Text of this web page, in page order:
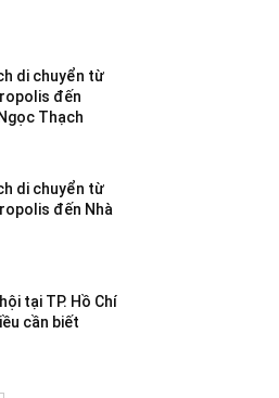
di chuyển từ
đến
Thạch
di chuyển từ
đến Nhà
tại TP. Hồ Chí
cần biết